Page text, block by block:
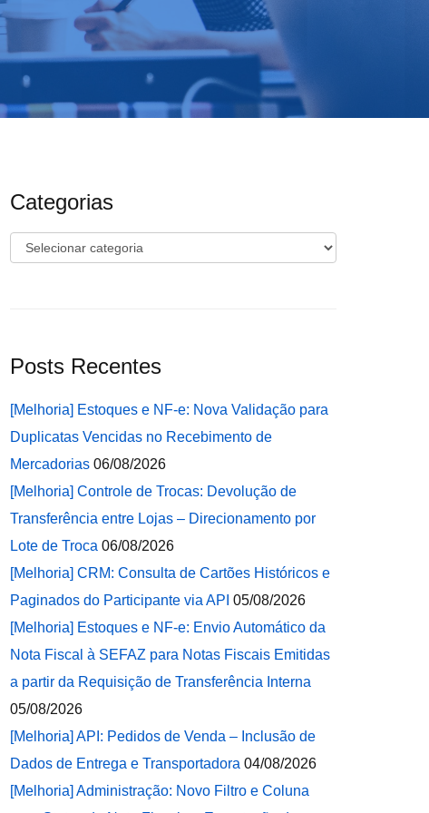
Categorias
Categorias
Posts Recentes
[Melhoria] Estoques e NF-e: Nova Validação para
Duplicatas Vencidas no Recebimento de
Mercadorias 06/08/2026
[Melhoria] Controle de Trocas: Devolução de
Transferência entre Lojas – Direcionamento por
Lote de Troca 06/08/2026
[Melhoria] CRM: Consulta de Cartões Históricos e
Paginados do Participante via API 05/08/2026
[Melhoria] Estoques e NF-e: Envio Automático da
Nota Fiscal à SEFAZ para Notas Fiscais Emitidas
a partir da Requisição de Transferência Interna
05/08/2026
[Melhoria] API: Pedidos de Venda – Inclusão de
Dados de Entrega e Transportadora 04/08/2026
[Melhoria] Administração: Novo Filtro e Coluna